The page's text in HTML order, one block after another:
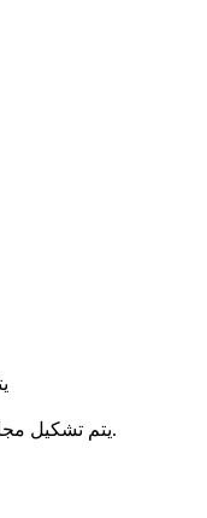
يتم تشكيل مجالس الشيوخ عن طريق انتخاب قادة المجتمع المحلي، بما في ذلك الشيوخ الوطنيين وغيرهم. من ذوي الحكمة والرأي، وذلك لإعطاء الزعماء المقبولين محالا الوضع الذي يستحقون.